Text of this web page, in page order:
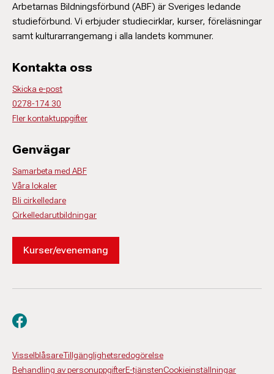
Arbetarnas Bildningsförbund (ABF) är Sveriges ledande
studieförbund. Vi erbjuder studiecirklar, kurser, föreläsningar
samt kulturarrangemang i alla landets kommuner.
Kontakta oss
Skicka e-post
0278-174 30
Fler kontaktuppgifter
Genvägar
Samarbeta med ABF
Våra lokaler
Bli cirkelledare
Cirkelledarutbildningar
Kurser/evenemang
VisselblåsareTillgänglighetsredogörelse
Behandling av personuppgifterE-tjänstenCookieinställningar
Besök oss på facebook